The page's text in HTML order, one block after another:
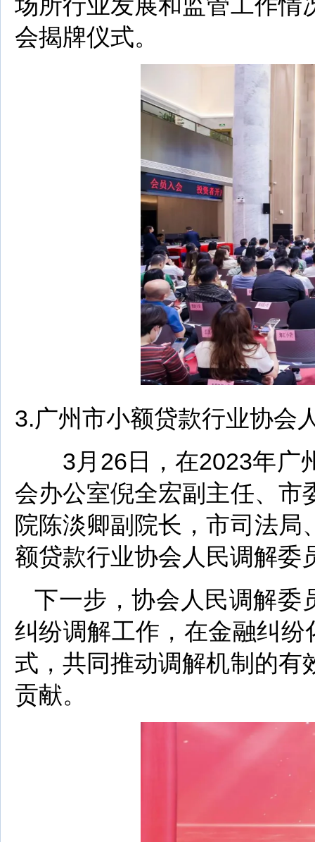
会揭牌仪式。
3.广州市小额贷款行业协会
3月26日，在2023年广州
会办公室倪全宏副主任、市
院陈淡卿副院长，市司法
额贷款行业协会人民调解委
下一步，协会人民调解委
纠纷调解工作，在金融纠纷
式，共同推动调解机制的有
贡献。